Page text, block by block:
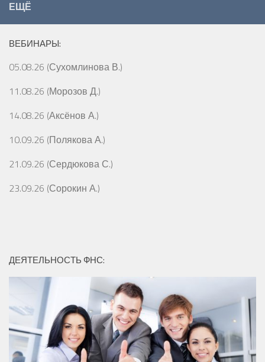
ЕЩЁ
ВЕБИНАРЫ:
05.08.26 (Сухомлинова В.)
11.08.26 (Морозов Д.)
14.08.26 (Аксёнов А.)
10.09.26 (Полякова А.)
21.09.26 (Сердюкова С.)
23.09.26 (Сорокин А.)
ДЕЯТЕЛЬНОСТЬ ФНС: